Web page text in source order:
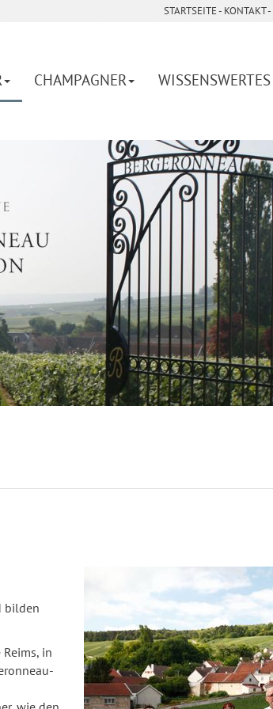
STARTSEITE- ­ KONTAKT- ­
CHAMPAGNER WISSENSWERTES
bilden
in